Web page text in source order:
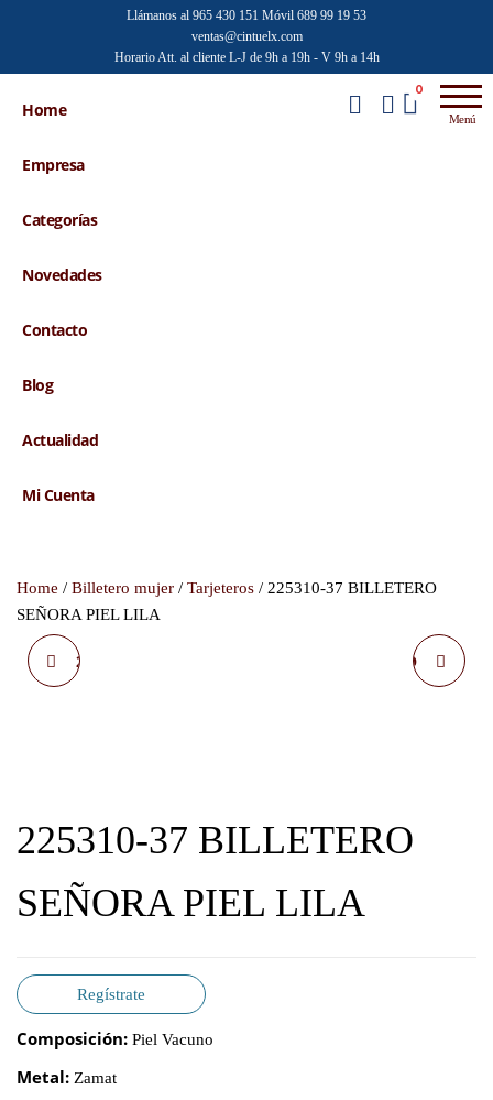
Llámanos al 965 430 151 Móvil 689 99 19 53
ventas@cintuelx.com
Horario Att. al cliente L-J de 9h a 19h - V 9h a 14h
Faraoni
por
de moda
0
Menú
Home
Empresa
Categorías
Novedades
Contacto
Blog
Actualidad
Mi Cuenta
Home / Billetero mujer / Tarjeteros / 225310-37 BILLETERO
SEÑORA PIEL LILA
225310-37 BILLETERO 225310-37 BILLETERO
225310-37 BILLETERO
SEÑORA PIEL LILA
Regístrate
Composición: Piel Vacuno
Metal: Zamat